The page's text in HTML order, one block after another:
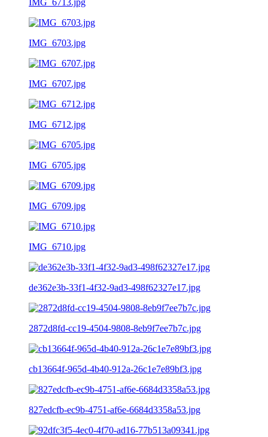
IMG_6703.jpg
IMG_6707.jpg
IMG_6712.jpg
IMG_6705.jpg
IMG_6709.jpg
IMG_6710.jpg
de362e3b-33f1-4f32-9ad3-498f62327e17.jpg
2872d8fd-cc19-4504-9808-8eb9f7ee7b7c.jpg
cb13664f-965d-4b40-912a-26c1e7e89bf3.jpg
827edcfb-ec9b-4751-af6e-6684d3358a53.jpg